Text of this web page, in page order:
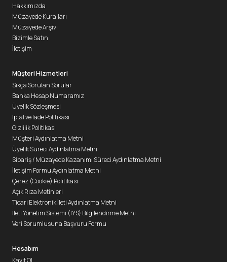
Hakkımızda
Müzayede Kuralları
Müzayede Arşivi
Bizimle Satın
İletişim
Müşteri Hizmetleri
Sıkça Sorulan Sorular
Banka Hesap Numaramız
Üyelik Sözleşmesi
İptal ve İade Politikası
Gizlilik Politikası
Müşteri Aydınlatma Metni
Üyelik Süreci Aydınlatma Metni
Sipariş / Müzayede Kazanımı Süreci Aydınlatma Metni
İletişim Formu Aydınlatma Metni
Çerez (Cookie) Politikası
Açık Rıza Metinleri
Ticari Elektronik İleti Aydınlatma Metni
İleti Yönetim Sistemi (İYS) Bilgilendirme Metni
Veri Sorumlusuna Başvuru Formu
Hesabım
Kayıt Ol